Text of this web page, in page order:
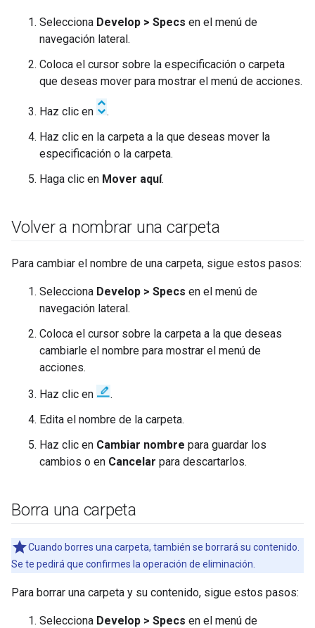
Selecciona Develop > Specs en el menú de
navegación lateral.
Coloca el cursor sobre la especificación o carpeta
que deseas mover para mostrar el menú de acciones.
Haz clic en
.
Haz clic en la carpeta a la que deseas mover la
especificación o la carpeta.
Haga clic en Mover aquí.
Volver a nombrar una carpeta
Para cambiar el nombre de una carpeta, sigue estos pasos:
Selecciona Develop > Specs en el menú de
navegación lateral.
Coloca el cursor sobre la carpeta a la que deseas
cambiarle el nombre para mostrar el menú de
acciones.
Haz clic en
.
Edita el nombre de la carpeta.
Haz clic en Cambiar nombre para guardar los
cambios o en Cancelar para descartarlos.
Borra una carpeta
Cuando borres una carpeta, también se borrará su contenido.
Se te pedirá que confirmes la operación de eliminación.
Para borrar una carpeta y su contenido, sigue estos pasos:
Selecciona Develop > Specs en el menú de